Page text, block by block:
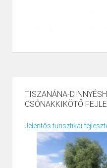
TISZANÁNA-
CSÓNAKKIKÖTŐ
Jelentős turisztikai